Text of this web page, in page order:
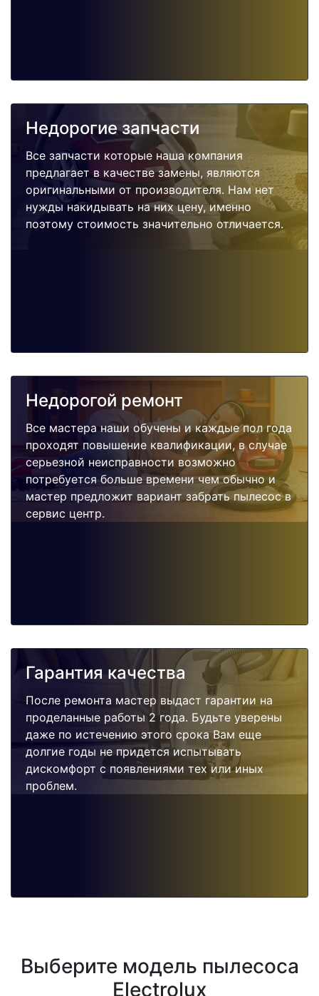
Недорогие запчасти
Все запчасти которые наша компания
предлагает в качестве замены, являются
оригинальными от производителя. Нам нет
нужды накидывать на них цену, именно
поэтому стоимость значительно отличается.
Недорогой ремонт
Все мастера наши обучены и каждые пол года
проходят повышение квалификации, в случае
серьезной неисправности возможно
потребуется больше времени чем обычно и
мастер предложит вариант забрать пылесос в
сервис центр.
Гарантия качества
После ремонта мастер выдаст гарантии на
проделанные работы 2 года. Будьте уверены
даже по истечению этого срока Вам еще
долгие годы не придется испытывать
дискомфорт с появлениями тех или иных
проблем.
Выберите модель пылесоса
Electrolux